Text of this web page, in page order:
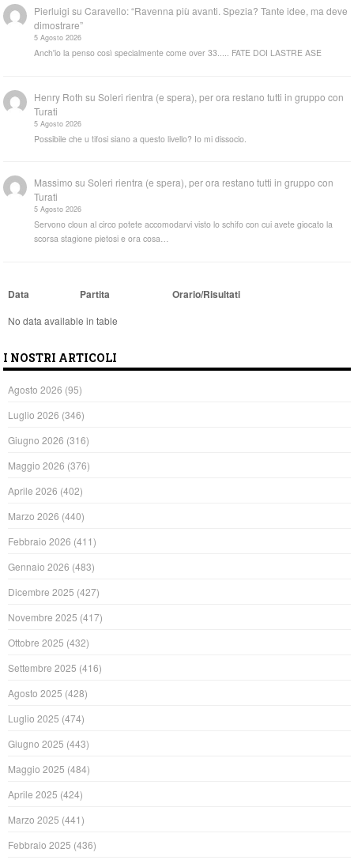
Pierluigi suCaravello: “Ravenna più avanti. Spezia? Tante idee, ma deve
dimostrare”
5 Agosto 2026
Anch'io la penso così specialmente come over 33..... FATE DOI LASTRE ASE
Henry Roth suSoleri rientra (e spera), per ora restano tutti in gruppo con
Turati
5 Agosto 2026
Possibile che u tifosi siano a questo livello? Io mi dissocio.
Massimo suSoleri rientra (e spera), per ora restano tutti in gruppo con
Turati
5 Agosto 2026
Servono cloun al circo potete accomodarvi visto lo schifo con cui avete giocato la
scorsa stagione pietosi e ora cosa…
Data Partita Orario/Risultati
No data available in table
I NOSTRI ARTICOLI
Agosto 2026 (95)
Luglio 2026 (346)
Giugno 2026 (316)
Maggio 2026 (376)
Aprile 2026 (402)
Marzo 2026 (440)
Febbraio 2026 (411)
Gennaio 2026 (483)
Dicembre 2025 (427)
Novembre 2025 (417)
Ottobre 2025 (432)
Settembre 2025 (416)
Agosto 2025 (428)
Luglio 2025 (474)
Giugno 2025 (443)
Maggio 2025 (484)
Aprile 2025 (424)
Marzo 2025 (441)
Febbraio 2025 (436)